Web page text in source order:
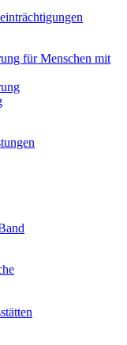
für Menschen mit